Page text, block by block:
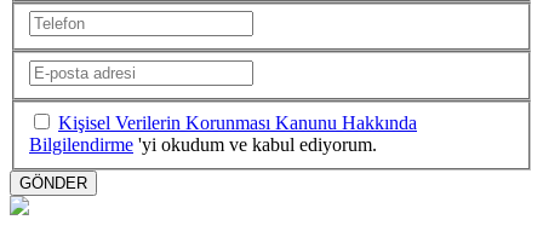
Kişisel Verilerin Korunması Kanunu Hakkında
Bilgilendirme 'yi okudum ve kabul ediyorum.
GÖNDER